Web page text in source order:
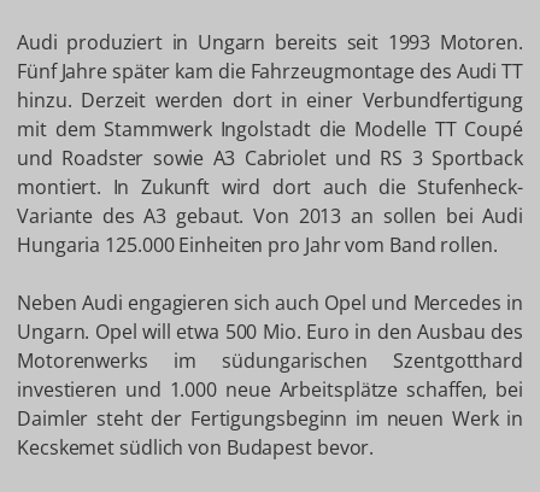
Audi produziert in Ungarn bereits seit 1993 Motoren.
Fünf Jahre später kam die Fahrzeugmontage des Audi TT
hinzu. Derzeit werden dort in einer Verbundfertigung
mit dem Stammwerk Ingolstadt die Modelle TT Coupé
und Roadster sowie A3 Cabriolet und RS 3 Sportback
montiert. In Zukunft wird dort auch die Stufenheck-
Variante des A3 gebaut. Von 2013 an sollen bei Audi
Hungaria 125.000 Einheiten pro Jahr vom Band rollen.
Neben Audi engagieren sich auch Opel und Mercedes in
Ungarn. Opel will etwa 500 Mio. Euro in den Ausbau des
Motorenwerks im südungarischen Szentgotthard
investieren und 1.000 neue Arbeitsplätze schaffen, bei
Daimler steht der Fertigungsbeginn im neuen Werk in
Kecskemet südlich von Budapest bevor.